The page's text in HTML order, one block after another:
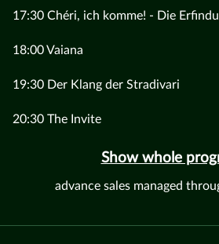
17:30 Chéri, ich komme! - Die
18:00 Vaiana
19:30 Der Klang der Stradivari
20:30 The Invite
Show whole
advance sales managed